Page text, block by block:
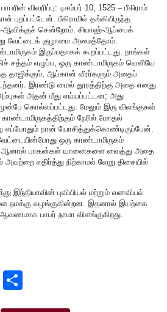
விவரிப்பு: டிசம்பர் 10, 1525 – பீகிராம்
புறப்பட்டேன். பீகிராமில் தங்கியிருந்த
ஆவிக்குச் சென்றோம். சியாஹ்-ஆப்பைக்
வேட்டைக் குழாமை அமைத்தோம்.
இருப்பதாகக் கூறப்பட்டது. நாங்கள்
சத்தம் எழுப்ப, ஒரு காண்டாமிருகம் வெளியே
தாஜிக்கும், ஆப்கான் வீரர்களும் அதைப்
இரண்டு மைல் தூரத்திற்கு அதை எனது
அதன் மீது எய்யப்பட்டன; அது
கொல்லப்பட்டது. மேலும் இரு விலங்குகள்
நேரில் மோதல்
எப்போதும் நான் யோசித்துக்கொண்டிருப்பேன்.
ஒரு காண்டாமிருகம்
ஆனால் பாகன்கள் யானைகளை வைத்து அதை
அவற்றை எதிர்த்து நிற்காமல் வேறு திசையில்
இந்தியாவின் புவியியல் மற்றும் வனவியல்
நமக்கு வழங்குகின்றன. இதனால் இயற்கை
பாபர் நாமா விளங்குகிறது.
W